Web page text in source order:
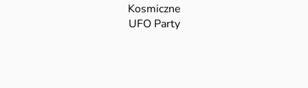
Kosmiczne
UFO Party